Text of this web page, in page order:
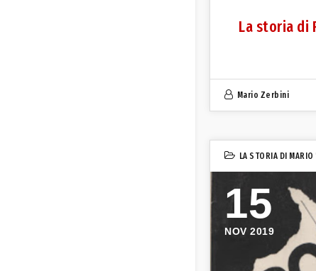
La storia di
Mario Zerbini
LA STORIA DI
15
NOV 2019